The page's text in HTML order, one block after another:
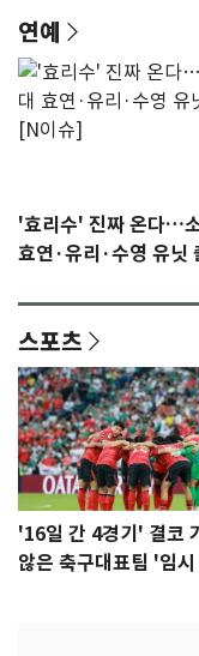
연예
'효리수' 진짜 온다…
효연·유리·수영 유닛
스포츠
'16일 간 4경기' 결코
않은 축구대표팀 '임